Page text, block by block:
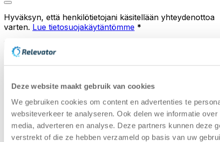
Deze website maakt gebruik van cookies
We gebruiken cookies om content en advertenties te
websiteverkeer te analyseren. Ook delen we informatie
media, adverteren en analyse. Deze partners kunnen deze
verstrekt of die ze hebben verzameld op basis van uw
Hyväksyn, että henkilötietojani käsitellään yhteydenottoa
varten. Lue tietosuojakäytäntömme *
Lähetä
OhjekeskusKäytettyjen
YmpäristöpolitiikkaNäin edistämme kiertotalouden
mukaisia varastoautomaatioratkaisuja
LähteetAsiakastapaus käytettyjen
varastoautomaatiojärjestelmien alalta
Capacity CalculatorLaskekaa, kuinka paljon tilaa
voitte säästää hissin varastoautomaatin avulla